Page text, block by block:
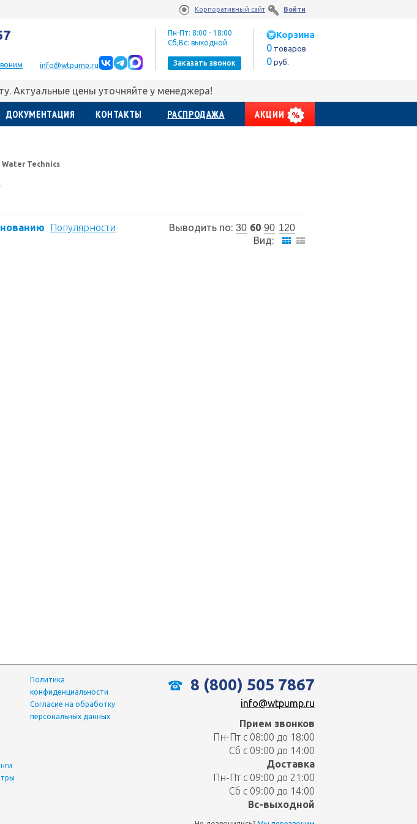
Корпоративный сайт Войти
info@wtpump.ru
Пн-Пт: 8:00 - 18:00
Сб,Вс: выходной
Заказать звонок
Корзина
0 товаров
0 руб.
Актуальные цены уточняйте у менеджера!
ДОКУМЕНТАЦИЯ КОНТАКТЫ РАСПРОДАЖА АКЦИИ
Water Technics
Популярности Выводить по: 30 60 90 120
Вид:
Политика
конфиденциальности
Согласие на обработку
персональных данных
8 (800) 505 7867
info@wtpump.ru
Прием звонков
Пн-Пт с 08:00 до 18:00
Сб с 09:00 до 14:00
Доставка
Пн-Пт с 09:00 до 21:00
Сб с 09:00 до 14:00
Вс-выходной